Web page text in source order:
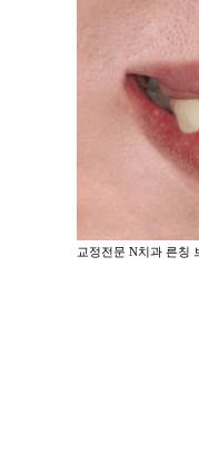
교정전문 N치과 른칭